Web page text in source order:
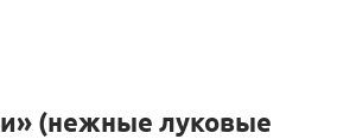
(нежные луковые